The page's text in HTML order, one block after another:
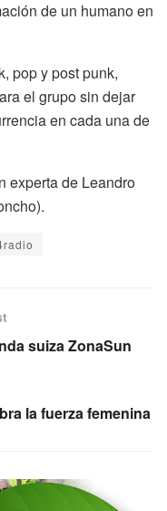
de un humano en
pop y post punk,
el grupo sin dejar
en cada una de
experta de Leandro
suiza ZonaSun
la fuerza femenina